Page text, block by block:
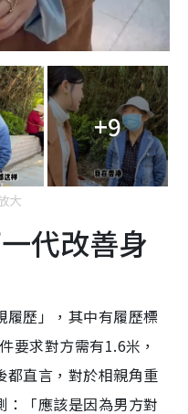
+9
大
代改善身
履歷」，其中有履歷標
要求對方需有1.6米，
都直言，對於相親角重
「應該是因為男方對